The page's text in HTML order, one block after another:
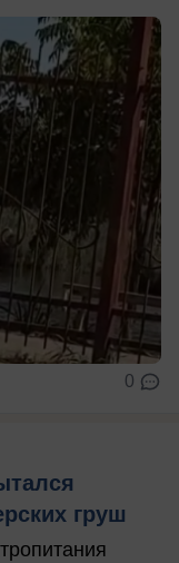
0
груш